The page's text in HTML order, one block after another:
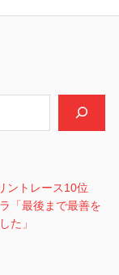
ントレース10位
「最後まで最善を
た」